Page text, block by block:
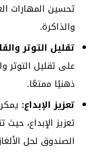
تحسين المهارات
والذاكرة.
تقليل التوتر
على تقليل التوتر
ذهنيًا ممتعًا.
تعزيز الإبداع:
تعزيز الإبداع،
الصندوق لحل